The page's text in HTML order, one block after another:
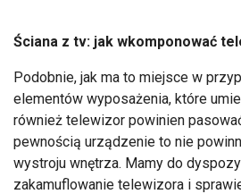
Ściana z tv: jak wkomponować
Podobnie, jak ma to miejsce w
elementów wyposażenia, które
również telewizor powinien
pewnością urządzenie to nie
wystroju wnętrza. Mamy do
zakamuflowanie telewizora i